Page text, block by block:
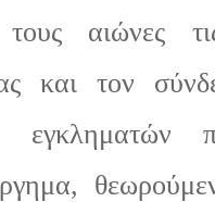
αιώνες
και τον
εγκληματών